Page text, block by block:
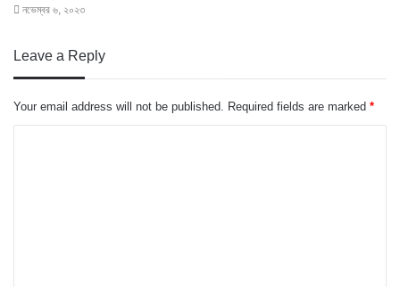
নভেম্বর ৬, ২০২৩
Leave a Reply
Your email address will not be published. Required fields are marked *